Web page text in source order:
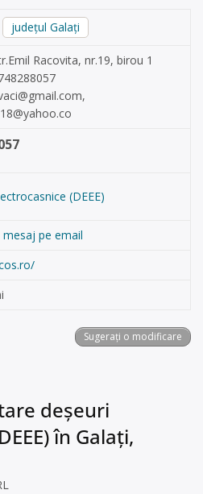
județul Galați
Racovita, nr.19, birou 1
,
(DEEE)
pe email
Sugerați o modificare
deșeuri
în Galați,